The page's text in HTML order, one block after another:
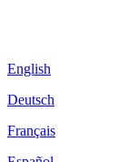
English
Deutsch
Français